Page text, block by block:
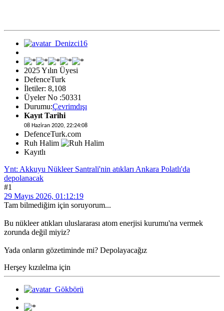
2025 Yılın Üyesi
DefenceTurk
İletiler: 8,108
Üyeler No :50331
Durumu:Çevrimdışı
Kayıt Tarihi
08 Haziran 2020, 22:24:08
DefenceTurk.com
Ruh Halim
Kayıtlı
Ynt: Akkuyu Nükleer Santrali'nin atıkları Ankara Polatlı'da
depolanacak
#1
29 Mayıs 2026, 01:12:19
Tam bilmediğim için soruyorum...
Bu nükleer atıkları uluslararası atom enerjisi kurumu'na vermek
zorunda değil miyiz?
Yada onların gözetiminde mi? Depolayacağız
Herşey kızılelma için